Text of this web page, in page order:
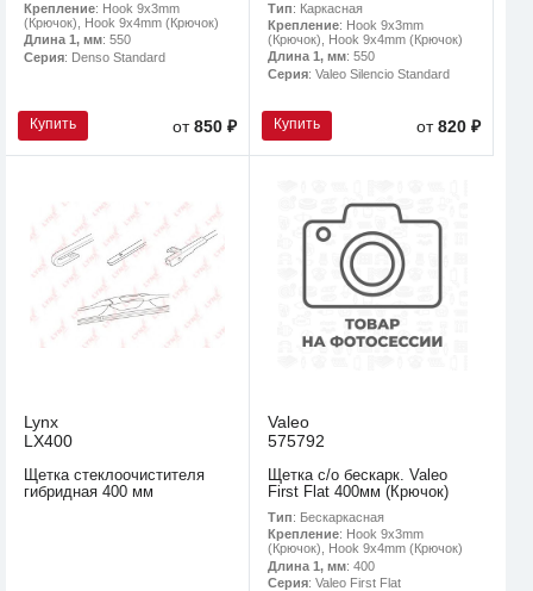
Крепление: Hook 9x3mm
(Крючок), Hook 9x4mm (Крючок)
Длина 1, мм: 550
Серия: Denso Standard
Купить от850 ₽
Тип: Каркасная
Крепление: Hook 9x3mm
(Крючок), Hook 9x4mm (Крючок)
Длина 1, мм: 550
Серия: Valeo Silencio Standard
Купить от820 ₽
Lynx
LX400
Щетка стеклоочистителя
гибридная 400 мм
Valeo
575792
Щетка с/о бескарк. Valeo
First Flat 400мм (Крючок)
Тип: Бескаркасная
Крепление: Hook 9x3mm
(Крючок), Hook 9x4mm (Крючок)
Длина 1, мм: 400
Серия: Valeo First Flat